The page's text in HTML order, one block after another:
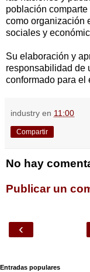
población
como organización
sociales y
Su elaboración y
responsabilidad de
conformado para el
industry en 11:00
Compartir
No hay
Publicar un
‹
Entradas populares